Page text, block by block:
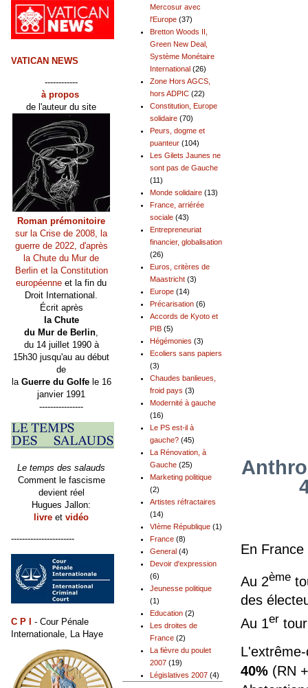
En
Au 2ème
des
Au 1er
40% (RN
Mercosur avec
l'Europe (37)
Bretton Woods II,
Green New Deal,
Système Monétaire
International (26)
Zone Hors AGCS,
hors ADPIC (22)
Constitution, Europe
solidaire (70)
Peurs, dogme et
puanteur (104)
Les Gilets Jaunes ne
sont pas de Gauche
(11)
Monde solidaire (13)
France, arriérée
sociale (43)
Entrepreneuriat
financier, globalisation
(26)
Euros, critères de
Maastricht (3)
Europe (14)
Précarisation (6)
Accords de Kyoto et
PIB (5)
Hégémonies (3)
Ecoliers sans papiers
(3)
Chaudes banlieues,
froid pays (3)
Modernité à gauche
(16)
Le PS est-il à
gauche? (45)
La Rénovation, à
Gauche (25)
Marketing politique
(2)
Artistes réfractaires
(14)
VIème République (1)
France (8)
General (4)
Devoir d'expression
(6)
Jeunesse politique
(1)
Education (2)
Les droites de
France (2)
La fièvre du poulet
2007 (19)
Législatives 2007 (4)
VATICAN NEWS
------------
à propos
de l'auteur du site
Roman prémonitoire
sur la Crise de 2008, la
guerre de 2022, d'après
la Chute du Mur de
Berlin et la Constitution
européenne et la fin du
Droit International.
Écrit après
la Chute
du Mur de Berlin,
du 14 juillet 1990 à
15h30 jusqu'au au début
de
la Guerre du Golfele 16
janvier 1991
----------------
Le temps des salauds
Comment le fascisme
devient réel
Hugues Jallon:
livre et vidéo
-----------------------
C P I
- Cour Pénale
Internationale, La Haye